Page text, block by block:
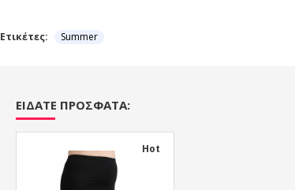
Ετικέτες: Summer
ΕΙΔΑΤΕ ΠΡΟΣΦΑΤΑ:
Hot